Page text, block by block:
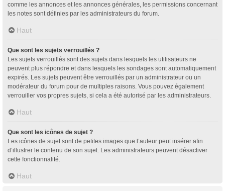
comme les annonces et les annonces générales, les permissions concernant
les notes sont définies par les administrateurs du forum.
Haut
Que sont les sujets verrouillés ?
Les sujets verrouillés sont des sujets dans lesquels les utilisateurs ne
peuvent plus répondre et dans lesquels les sondages sont automatiquement
expirés. Les sujets peuvent être verrouillés par un administrateur ou un
modérateur du forum pour de multiples raisons. Vous pouvez également
verrouiller vos propres sujets, si cela a été autorisé par les administrateurs.
Haut
Que sont les icônes de sujet ?
Les icônes de sujet sont de petites images que l’auteur peut insérer afin
d’illustrer le contenu de son sujet. Les administrateurs peuvent désactiver
cette fonctionnalité.
Haut